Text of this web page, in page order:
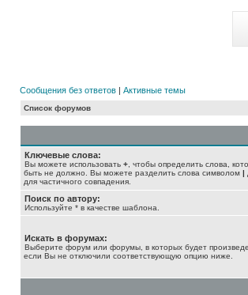
Сообщения без ответов | Активные темы
Список форумов
Ключевые слова:
Вы можете использовать + , чтобы определить слова,
быть не должно. Вы можете разделить слова символом |
для частичного совпадения.
Поиск по автору:
Используйте * в качестве шаблона.
Искать в форумах:
Выберите форум или форумы, в которых будет
если Вы не отключили соответствующую опцию ниже.